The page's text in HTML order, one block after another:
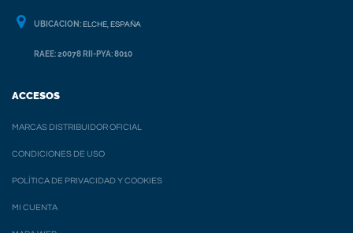
UBICACION: ELCHE, ESPAÑA
RAEE: 20078 RII-PYA: 8010
ACCESOS
MARCAS DISTRIBUIDOR OFICIAL
CONDICIONES DE USO
POLÍTICA DE PRIVACIDAD Y COOKIES
MI CUENTA